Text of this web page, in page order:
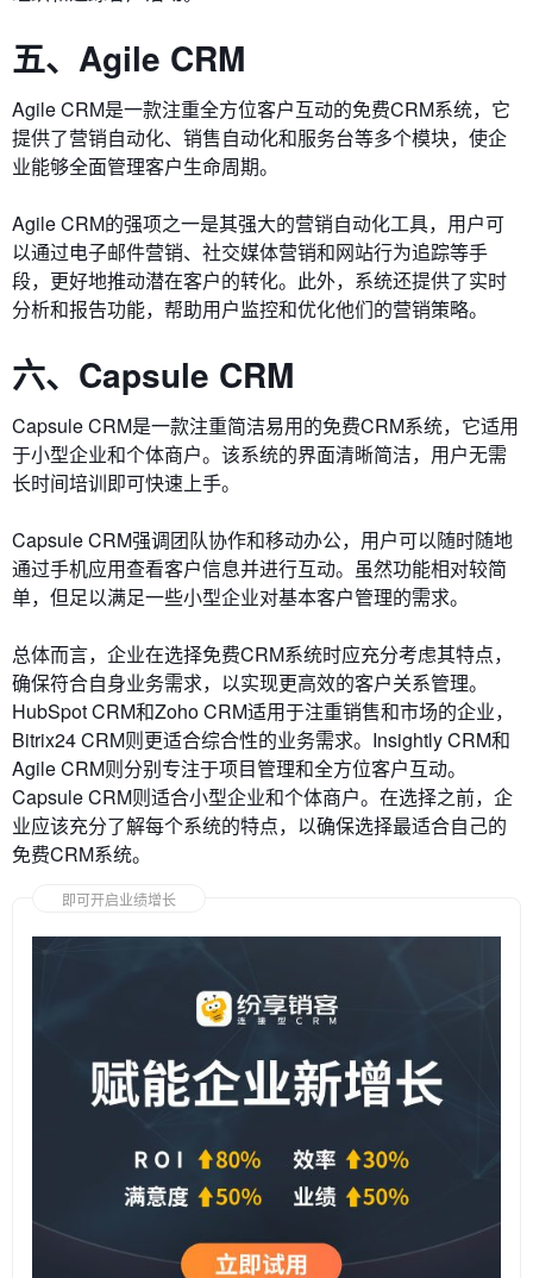
五、Agile CRM
Agile CRM是一款注重全方位客户互动的免费CRM系统，它
提供了营销自动化、销售自动化和服务台等多个模块，使企
业能够全面管理客户生命周期。
Agile CRM的强项之一是其强大的营销自动化工具，用户可
以通过电子邮件营销、社交媒体营销和网站行为追踪等手
段，更好地推动潜在客户的转化。此外，系统还提供了实时
分析和报告功能，帮助用户监控和优化他们的营销策略。
六、Capsule CRM
Capsule CRM是一款注重简洁易用的免费CRM系统，它适用
于小型企业和个体商户。该系统的界面清晰简洁，用户无需
长时间培训即可快速上手。
Capsule CRM强调团队协作和移动办公，用户可以随时随地
通过手机应用查看客户信息并进行互动。虽然功能相对较简
单，但足以满足一些小型企业对基本客户管理的需求。
总体而言，企业在选择免费CRM系统时应充分考虑其特点，
确保符合自身业务需求，以实现更高效的客户关系管理。
HubSpot CRM和Zoho CRM适用于注重销售和市场的企业，
Bitrix24 CRM则更适合综合性的业务需求。Insightly CRM和
Agile CRM则分别专注于项目管理和全方位客户互动。
Capsule CRM则适合小型企业和个体商户。在选择之前，企
业应该充分了解每个系统的特点，以确保选择最适合自己的
免费CRM系统。
即可开启业绩增长